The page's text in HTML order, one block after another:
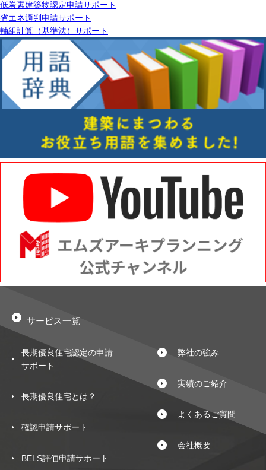
低炭素建築物認定申請サポート
省エネ適判申請サポート
軸組計算（基準法）サポート
サービス一覧
長期優良住宅認定の申請
サポート
長期優良住宅とは？
確認申請サポート
BELS評価申請サポート
弊社の強み
実績のご紹介
よくあるご質問
会社概要